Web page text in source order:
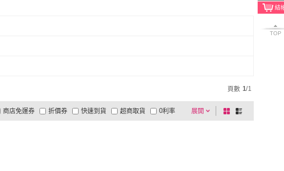
TOP
頁數 1/1
展開
折價券
有影片
商品有量 電視購物
快速到貨 超商取貨
大家電快配
商店免運券 0利率
棋
盤
列